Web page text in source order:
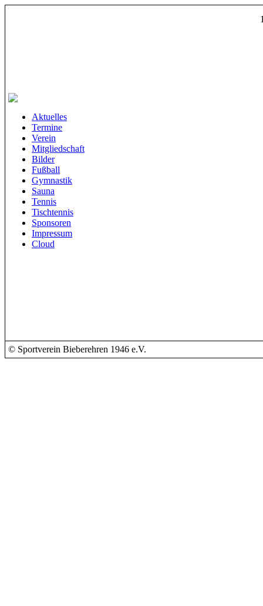
Aktuelles
Termine
Verein
Mitgliedschaft
Bilder
Fußball
Gymnastik
Sauna
Tennis
Tischtennis
Sponsoren
Impressum
Cloud
© Sportverein Bieberehren 1946 e.V.